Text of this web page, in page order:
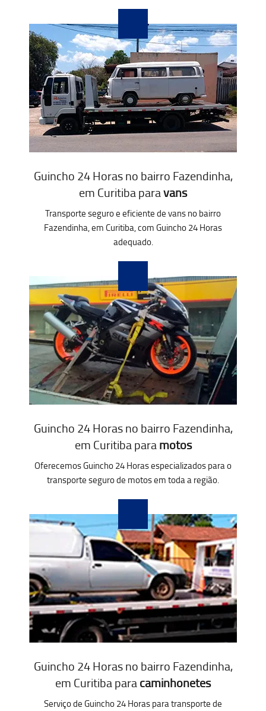
Guincho 24 Horas no bairro Fazendinha,
em Curitiba paravans
Transporte seguro e eficiente de vans no bairro
Fazendinha, em Curitiba, com Guincho 24 Horas
adequado.
Guincho 24 Horas no bairro Fazendinha,
em Curitiba paramotos
Oferecemos Guincho 24 Horas especializados para o
transporte seguro de motos em toda a região.
Guincho 24 Horas no bairro Fazendinha,
em Curitiba paracaminhonetes
Serviço de Guincho 24 Horas para transporte de